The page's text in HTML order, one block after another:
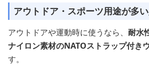
アウトドア・スポーツ用途が多
アウトドアや運動時に使うなら、 耐水
ナイロン素材のNATOストラップ付き
す。